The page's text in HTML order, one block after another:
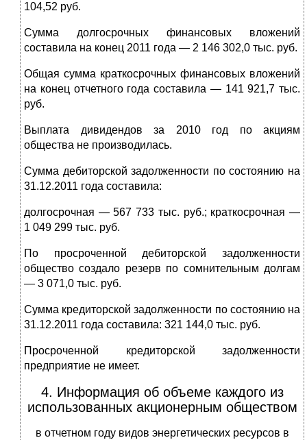
104,52 руб.
Сумма долгосрочных финансовых вложений
составила на конец 2011 года — 2 146 302,0 тыс. руб.
Общая сумма краткосрочных финансовых вложений
на конец отчетного года составила — 141 921,7 тыс.
руб.
Выплата дивидендов за 2010 год по акциям
общества не производилась.
Сумма дебиторской задолженности по состоянию на
31.12.2011 года составила:
долгосрочная — 567 733 тыс. руб.; краткосрочная —
1 049 299 тыс. руб.
По просроченной дебиторской задолженности
общество создало резерв по сомнительным долгам
— 3 071,0 тыс. руб.
Сумма кредиторской задолженности по состоянию на
31.12.2011 года составила: 321 144,0 тыс. руб.
Просроченной кредиторской задолженности
предприятие не имеет.
4. Информация об объеме каждого из
использованных акционерным обществом
в отчетном году видов энергетических ресурсов в